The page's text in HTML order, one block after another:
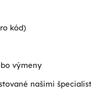
kód)
výmeny
našimi